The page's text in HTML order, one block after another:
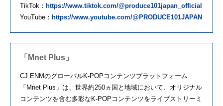
TikTok： https://www.tiktok.com/@produce101japan_official
YouTube： https://www.youtube.com/@PRODUCE101JAPAN
「Mnet Plus」
CJ ENMのグローバルK-POPコンテンツプラットフォーム
「Mnet Plus」は、世界約250ヵ国と地域において、オリジナル
コンテンツを含む多彩なK-POPコンテンツをライブストリーミ